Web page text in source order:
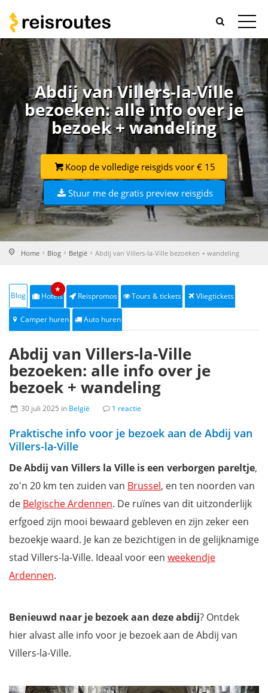
Abdij van Villers-la-Ville
bezoeken: alle info over je
bezoek + wandeling
Koop de volledige reisgids voor € 15
Stuur me de gratis preview reisgids
Home Blog België Abdij van Villers-la-Ville bezoeken + wandeling
Blog Hotels
★
Reispromos Tours & tickets Vliegtickets
Camper huren Auto huren
Abdij van Villers-la-Ville
bezoeken: alle info over je
bezoek + wandeling
30 juli 2025 in België 1 reactie
Praktische info voor je bezoek aan de Abdij van
Villers-la-Ville
De Abdij van Villers la Ville is een verborgen pareltje,
zo'n 20 km ten zuiden van Brussel, en ten noorden van
de Belgische Ardennen. De ruïnes van dit uitzonderlijk
erfgoed zijn mooi bewaard gebleven en zijn zeker een
bezoekje waard. Je kan ze bezichtigen in de gelijknamige
stad Villers-la-Ville. Ideaal voor een weekendje
Ardennen.
Benieuwd naar je bezoek aan dezeabdij? Ontdek
hier alvast alle info voor je bezoek aan de Abdij van
Villers-la-Ville.